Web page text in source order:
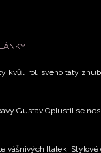
kvůli roli svého táty
Gustav Oplustil se
vášnivých Italek.